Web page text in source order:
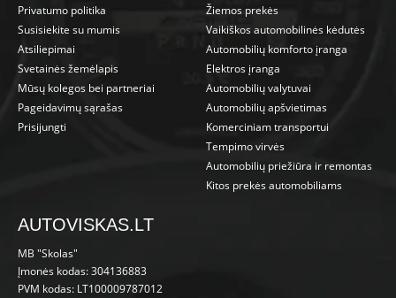
Privatumo politika
Susisiekite su mumis
Atsiliepimai
Svetainės žemėlapis
Mūsų kolegos bei partneriai
Pageidavimų sąrašas
Prisijungti
Žiemos prekės
Vaikiškos automobilinės kėdutės
Automobilių komforto įranga
Elektros įranga
Automobilių valytuvai
Automobilių apšvietimas
Komerciniam transportui
Tempimo virvės
Automobilių priežiūra ir remontas
Kitos prekės automobiliams
AUTOVISKAS.LT
MB "Skolas"
Įmonės kodas: 304136883
PVM kodas: LT100009787012